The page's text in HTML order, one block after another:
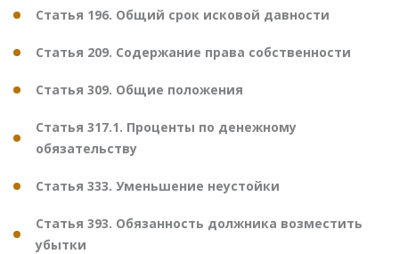
Статья 196. Общий срок исковой давности
Статья 209. Содержание права собственности
Статья 309. Общие положения
Статья 317.1. Проценты по денежному
обязательству
Статья 333. Уменьшение неустойки
Статья 393. Обязанность должника возместить
убытки